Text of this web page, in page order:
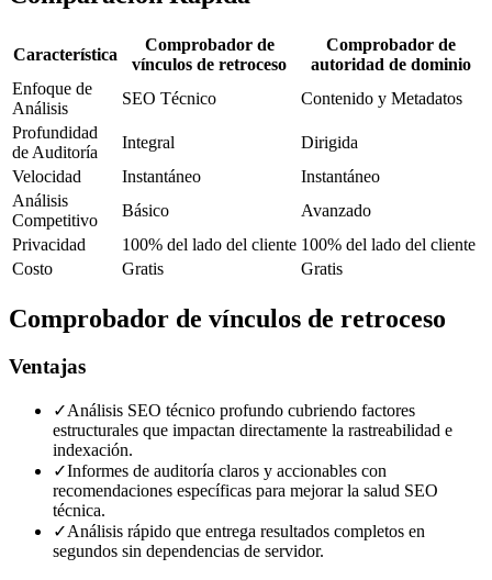
Característica
Comprobador de
vínculos de retroceso
Comprobador de
autoridad de dominio
Enfoque de
Análisis
SEO Técnico
Contenido y Metadatos
Profundidad
de Auditoría
Integral
Dirigida
Velocidad
Instantáneo
Instantáneo
Análisis
Competitivo
Básico
Avanzado
Privacidad
100% del lado del cliente 100% del lado del cliente
Costo
Gratis Gratis
Comprobador de vínculos de retroceso
Ventajas
✓Análisis SEO técnico profundo cubriendo factores
estructurales que impactan directamente la rastreabilidad e
indexación.
✓Informes de auditoría claros y accionables con
recomendaciones específicas para mejorar la salud SEO
técnica.
✓Análisis rápido que entrega resultados completos en
segundos sin dependencias de servidor.